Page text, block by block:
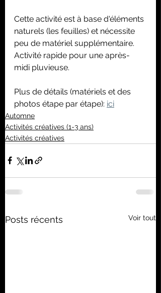
Cette activité est à base d'éléments
naturels (les feuilles) et nécessite
peu de matériel supplémentaire.
Activité rapide pour une après-
midi pluvieuse.
Plus de détails (matériels et des
photos étape par étape): ici
Automne
Activités créatives (1-3 ans)
Activités créatives
Posts récents Voir tout